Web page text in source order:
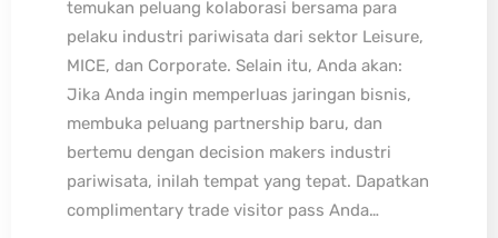
temukan peluang kolaborasi bersama para
pelaku industri pariwisata dari sektor Leisure,
MICE, dan Corporate. Selain itu, Anda akan:
Jika Anda ingin memperluas jaringan bisnis,
membuka peluang partnership baru, dan
bertemu dengan decision makers industri
pariwisata, inilah tempat yang tepat. Dapatkan
complimentary trade visitor pass Anda…